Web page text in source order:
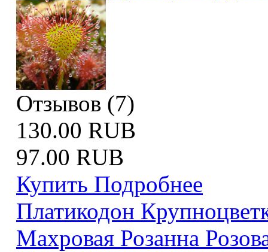
Отзывов (7)
130.00 RUB
97.00 RUB
Купить Подробнее
Платикодон
Махровая Розанна